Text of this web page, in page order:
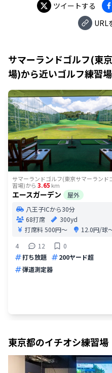
ツイートする
URL
サマーランドゴルフ(東
場)から近いゴルフ練習場
サマーランドゴルフ(東京サマーランド
習場)から 3.65 km
エースガーデン
屋外
八王子ICから30分
68打席
300yd
打席料500円〜
12.0円/球
4
12
0
打ち放題
200ヤード超
弾道測定器
東京都のイチオシ練習場